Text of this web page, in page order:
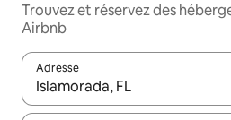
Trouvez et réservez des
Airbnb
Adresse
Lorsque les résultats s'affichent,